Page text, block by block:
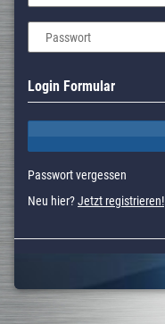
Passwort
Login Formular
Passwort vergessen
Neu hier?Jetzt registrieren!